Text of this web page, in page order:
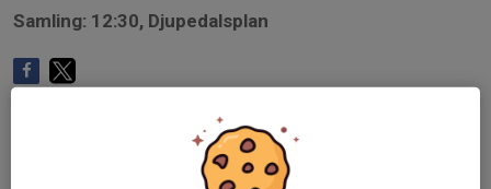
Samling: 12:30, Djupedalsplan